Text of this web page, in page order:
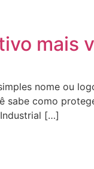
mais
nome ou
sabe como
[…]